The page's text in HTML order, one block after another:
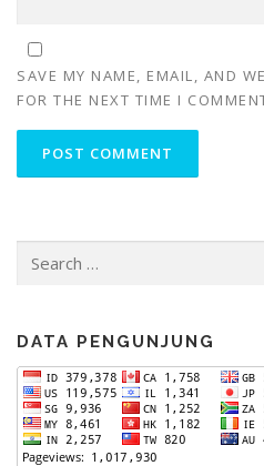
SAVE MY NAME, EMAIL, AND
FOR THE NEXT TIME I
for:
DATA PENGUNJUNG